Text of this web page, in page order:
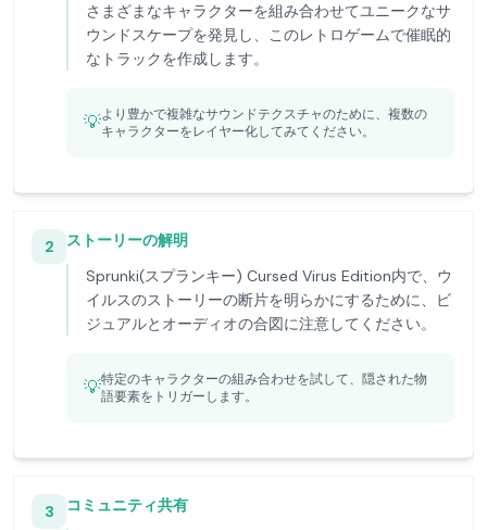
さまざまなキャラクターを組み合わせてユニークなサ
ウンドスケープを発見し、このレトロゲームで催眠的
なトラックを作成します。
💡より豊かで複雑なサウンドテクスチャのために、複数の
キャラクターをレイヤー化してみてください。
2
ストーリーの解明
Sprunki(スプランキー) Cursed Virus Edition内で、ウ
イルスのストーリーの断片を明らかにするために、ビ
ジュアルとオーディオの合図に注意してください。
💡特定のキャラクターの組み合わせを試して、隠された物
語要素をトリガーします。
3
コミュニティ共有